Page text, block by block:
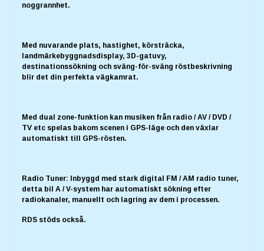
noggrannhet.
Med nuvarande plats, hastighet, körsträcka,
landmärkebyggnadsdisplay, 3D-gatuvy,
destinationssökning och sväng-för-sväng röstbeskrivning
blir det din perfekta vägkamrat.
Med dual zone-funktion kan musiken från radio / AV / DVD /
TV etc spelas bakom scenen i GPS-läge och den växlar
automatiskt till GPS-rösten.
Radio Tuner: Inbyggd med stark digital FM / AM radio tuner,
detta bil A / V-system har automatiskt sökning efter
radiokanaler, manuellt och lagring av dem i processen.
RDS stöds också.